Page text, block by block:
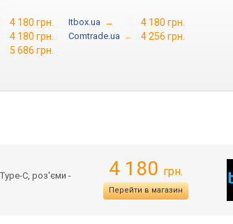
4 180 грн. Itbox.ua → 4 180 грн.
4 180 грн. Comtrade.ua → 4 256 грн.
5 686 грн.
Type-C, роз'єми -
4 180 грн.
Перейти в магазин